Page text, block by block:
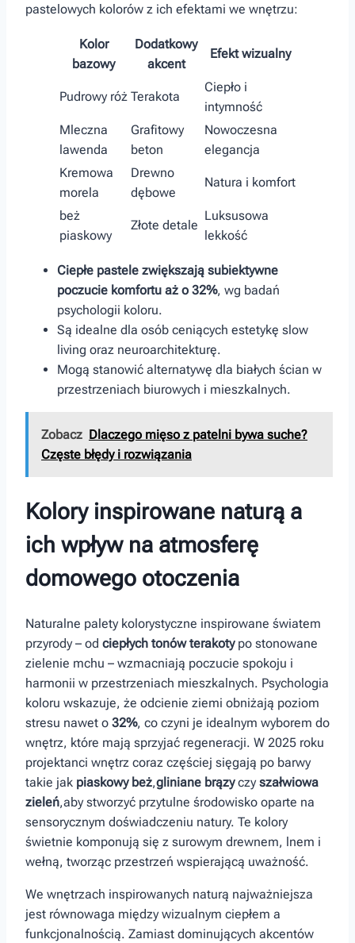
⁤pastelowych kolorów z ich efektami we wnętrzu:
Kolor
bazowy
Dodatkowy
akcent
Efekt ​wizualny
Pudrowy róż Terakota
Ciepło i
intymność
Mleczna‌
lawenda
Grafitowy
beton
Nowoczesna
elegancja
Kremowa
morela
Drewno
dębowe
Natura i komfort
beż
piaskowy
Złote detale
Luksusowa
⁤lekkość
Ciepłe pastele zwiększają subiektywne
poczucie komfortu aż o 32%, wg badań
psychologii koloru.
Są idealne dla osób ceniących estetykę slow
living oraz neuroarchitekturę.
Mogą stanowić alternatywę dla białych ścian w
przestrzeniach biurowych‌ i mieszkalnych.
Zobacz Dlaczego mięso z patelni bywa suche?
Częste błędy i rozwiązania
Kolory inspirowane naturą ⁢a
ich wpływ na atmosferę
domowego otoczenia
Naturalne palety kolorystyczne inspirowane światem
przyrody – od ciepłych tonów terakotypo stonowane
zielenie mchu – wzmacniają⁢ poczucie spokoju i ​
harmonii w przestrzeniach mieszkalnych. Psychologia‍
koloru‌ wskazuje, że odcienie ziemi obniżają poziom
stresu nawet o 32%, co czyni je idealnym wyborem ​do
wnętrz, które mają sprzyjać regeneracji. W 2025 roku
projektanci wnętrz ⁣coraz częściej ⁢sięgają po barwy
takie jak piaskowy ​beż,gliniane brązyczy szałwiowa
zieleń,aby stworzyć‍ przytulne środowisko oparte na
⁤sensorycznym​ doświadczeniu natury. Te kolory
świetnie komponują się z‍ surowym drewnem, lnem i
wełną, ‍tworząc przestrzeń wspierającą uważność.
We wnętrzach inspirowanych naturą najważniejsza
jest równowaga między​ wizualnym ciepłem a
funkcjonalnością. Zamiast dominujących akcentów